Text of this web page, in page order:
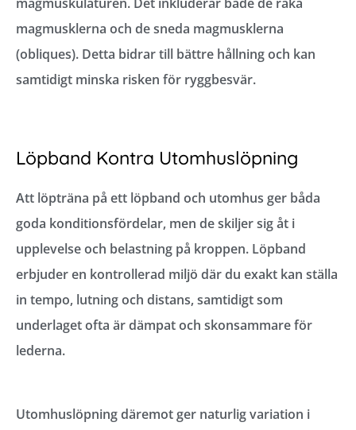
magmusklerna och de sneda magmusklerna
(obliques). Detta bidrar till bättre hållning och kan
samtidigt minska risken för ryggbesvär.
Löpband Kontra Utomhuslöpning
Att löpträna på ett löpband och utomhus ger båda
goda konditionsfördelar, men de skiljer sig åt i
upplevelse och belastning på kroppen. Löpband
erbjuder en kontrollerad miljö där du exakt kan ställa
in tempo, lutning och distans, samtidigt som
underlaget ofta är dämpat och skonsammare för
lederna.
Utomhuslöpning däremot ger naturlig variation i